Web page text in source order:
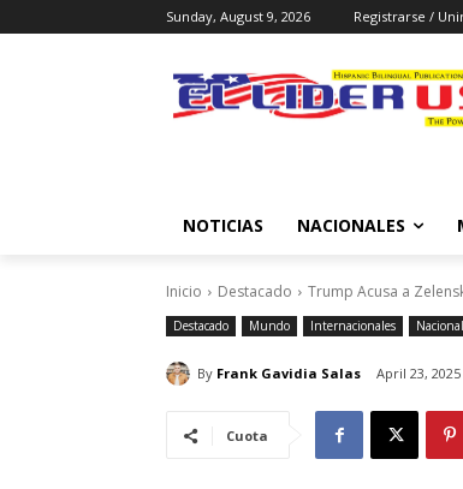
Sunday, August 9, 2026 Registrarse /
NOTICIAS NACIONALES
Inicio Destacado Trump Acusa a
Destacado Mundo Internacionales
By Frank Gavidia Salas April 23, 2025
Cuota